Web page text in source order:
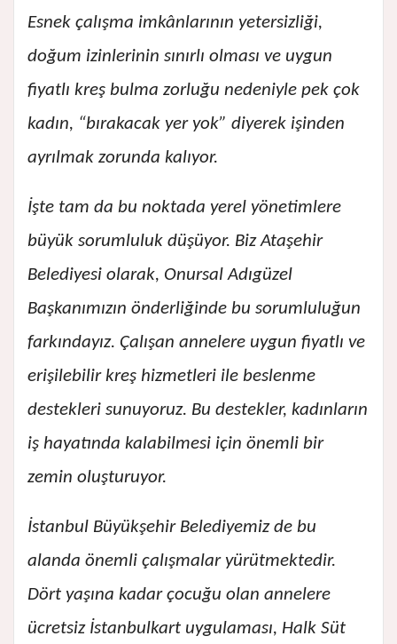
Esnek çalışma imkânlarının yetersizliği,
doğum izinlerinin sınırlı olması ve uygun
fiyatlı kreş bulma zorluğu nedeniyle pek çok
kadın, “bırakacak yer yok” diyerek işinden
ayrılmak zorunda kalıyor.
İşte tam da bu noktada yerel yönetimlere
büyük sorumluluk düşüyor. Biz Ataşehir
Belediyesi olarak, Onursal Adıgüzel
Başkanımızın önderliğinde bu sorumluluğun
farkındayız. Çalışan annelere uygun fiyatlı ve
erişilebilir kreş hizmetleri ile beslenme
destekleri sunuyoruz. Bu destekler, kadınların
iş hayatında kalabilmesi için önemli bir
zemin oluşturuyor.
İstanbul Büyükşehir Belediyemiz de bu
alanda önemli çalışmalar yürütmektedir.
Dört yaşına kadar çocuğu olan annelere
ücretsiz İstanbulkart uygulaması, Halk Süt